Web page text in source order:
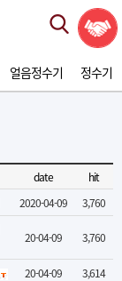
얼음정수기 정수기
date
hit
2020-04-09 3,760
20-04-09 3,760
20-04-09
3,614